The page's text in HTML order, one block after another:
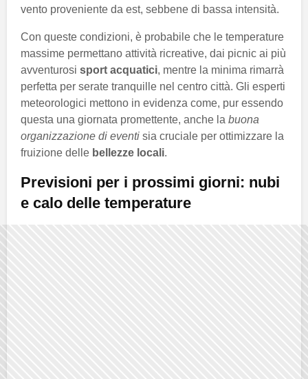
vento proveniente da est, sebbene di bassa intensità.
Con queste condizioni, è probabile che le temperature
massime permettano attività ricreative, dai picnic ai più
avventurosi sport acquatici, mentre la minima rimarrà
perfetta per serate tranquille nel centro città. Gli esperti
meteorologici mettono in evidenza come, pur essendo
questa una giornata promettente, anche la buona
organizzazione di eventi sia cruciale per ottimizzare la
fruizione delle bellezze locali.
Previsioni per i prossimi giorni: nubi
e calo delle temperature